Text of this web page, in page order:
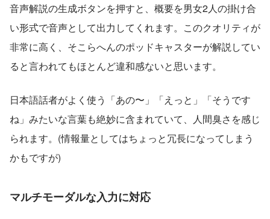
音声解説の生成ボタンを押すと、概要を男女2人の掛け合
い形式で音声として出力してくれます。このクオリティが
非常に高く、そこらへんのポッドキャスターが解説してい
ると言われてもほとんど違和感ないと思います。
日本語話者がよく使う「あの〜」「えっと」「そうです
ね」みたいな言葉も絶妙に含まれていて、人間臭さを感じ
られます。(情報量としてはちょっと冗長になってしまう
かもですが)
マルチモーダルな入力に対応